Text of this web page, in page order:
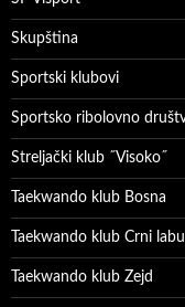
Skupština
Sportski klubovi
Sportsko ribolovno
Streljački klub ˝Visoko˝
Taekwando klub Bosna
Taekwando klub Crni
Taekwando klub Zejd